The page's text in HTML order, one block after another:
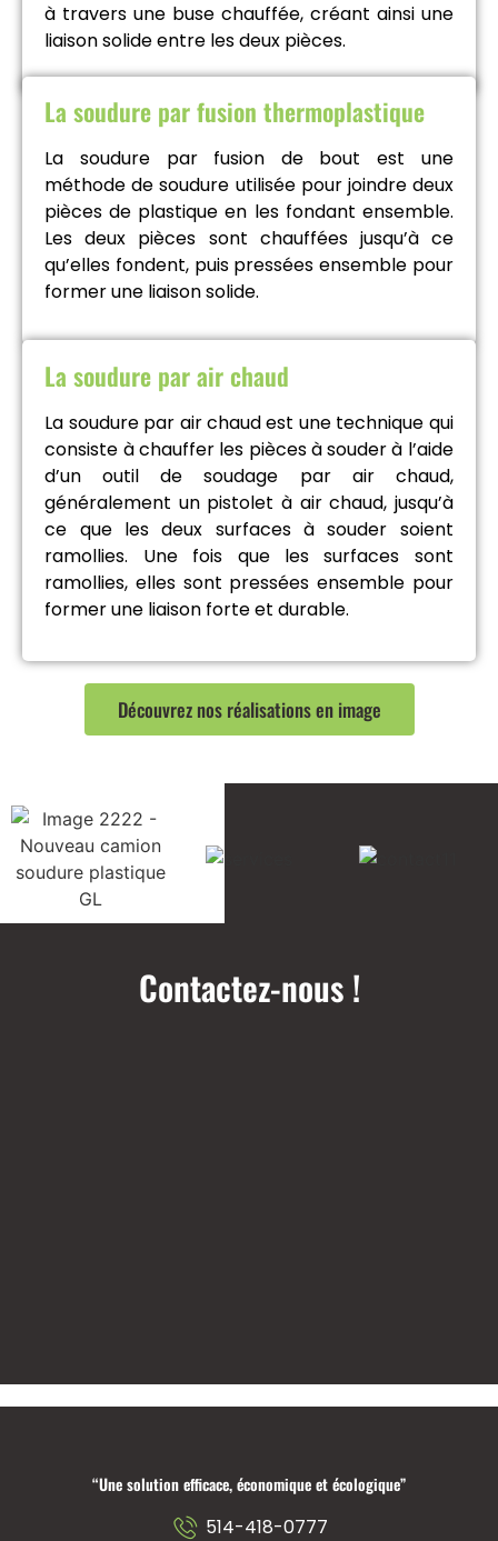
à travers une buse chauffée, créant ainsi une
liaison solide entre les deux pièces.
La soudure par fusion thermoplastique
La soudure par fusion de bout est une
méthode de soudure utilisée pour joindre deux
pièces de plastique en les fondant ensemble.
Les deux pièces sont chauffées jusqu’à ce
qu’elles fondent, puis pressées ensemble pour
former une liaison solide.
La soudure par air chaud
La soudure par air chaud est une technique qui
consiste à chauffer les pièces à souder à l’aide
d’un outil de soudage par air chaud,
généralement un pistolet à air chaud, jusqu’à
ce que les deux surfaces à souder soient
ramollies. Une fois que les surfaces sont
ramollies, elles sont pressées ensemble pour
former une liaison forte et durable.
Découvrez nos réalisations en image
Contactez-nous !
“Une solution efficace, économique et écologique”
514-418-0777